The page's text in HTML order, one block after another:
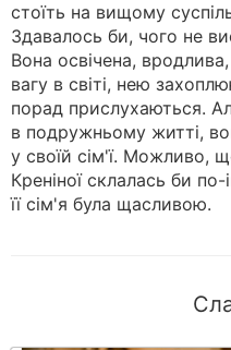
стоїть на вищому
Здавалось би, чого не
Вона освічена,
вагу в світі, нею
порад прислухаються.
в подружньому житті,
у своїй сім'ї. Можливо,
Креніної склалась би
її сім'я була щасливою.